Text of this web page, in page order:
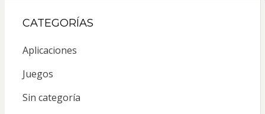
CATEGORÍAS
Aplicaciones
Juegos
Sin categoría